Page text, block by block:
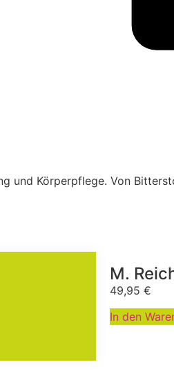
und Körperpflege. Von
M.
49,95 €
In den